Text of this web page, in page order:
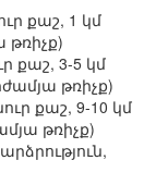
քաշ, 1 կմ
թռիչք)
քաշ, 3-5 կմ
թռիչք)
քաշ, 9-10 կմ
թռիչք)